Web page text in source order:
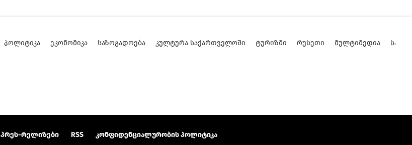
ᲞᲝᲚᲘᲢᲘᲙᲐ ᲔᲙᲝᲜᲝᲛᲘᲙᲐ ᲡᲐᲖᲝᲒᲐᲓᲝᲔᲑᲐ ᲙᲣᲚᲢᲣᲠᲐ ᲡᲐᲥᲐᲠᲗᲕᲔᲚᲝᲨᲘ ᲢᲣᲠᲘᲖᲛᲘ ᲠᲣᲡᲔᲗᲘ ᲛᲣᲚᲢᲘᲛᲔᲓᲘᲐ
პრეს-რელიზები RSS
კონფიდენციალურობის პოლიტიკა